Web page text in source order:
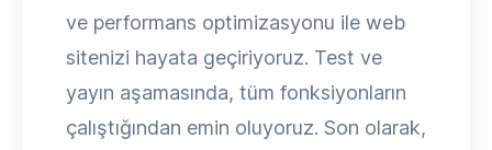
ve performans optimizasyonu ile web
sitenizi hayata geçiriyoruz. Test ve
yayın aşamasında, tüm fonksiyonların
çalıştığından emin oluyoruz. Son olarak,